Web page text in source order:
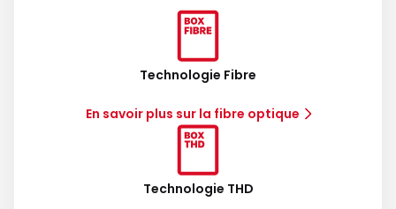
Technologie Fibre
En savoir plus sur la fibre optique
Technologie THD